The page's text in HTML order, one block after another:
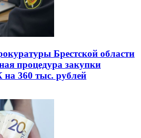
Брестской области
процедура закупки
360 тыс. рублей